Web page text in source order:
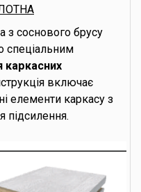
з соснового брусу
спеціальним
каркасних
включає
елементи каркасу з
підсилення.